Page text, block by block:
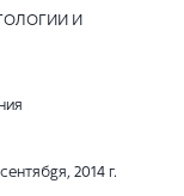
И
2014 г.